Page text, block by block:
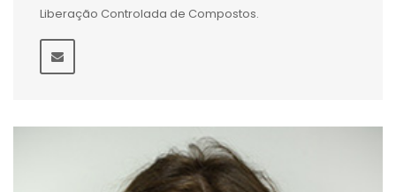
Liberação Controlada de Compostos.